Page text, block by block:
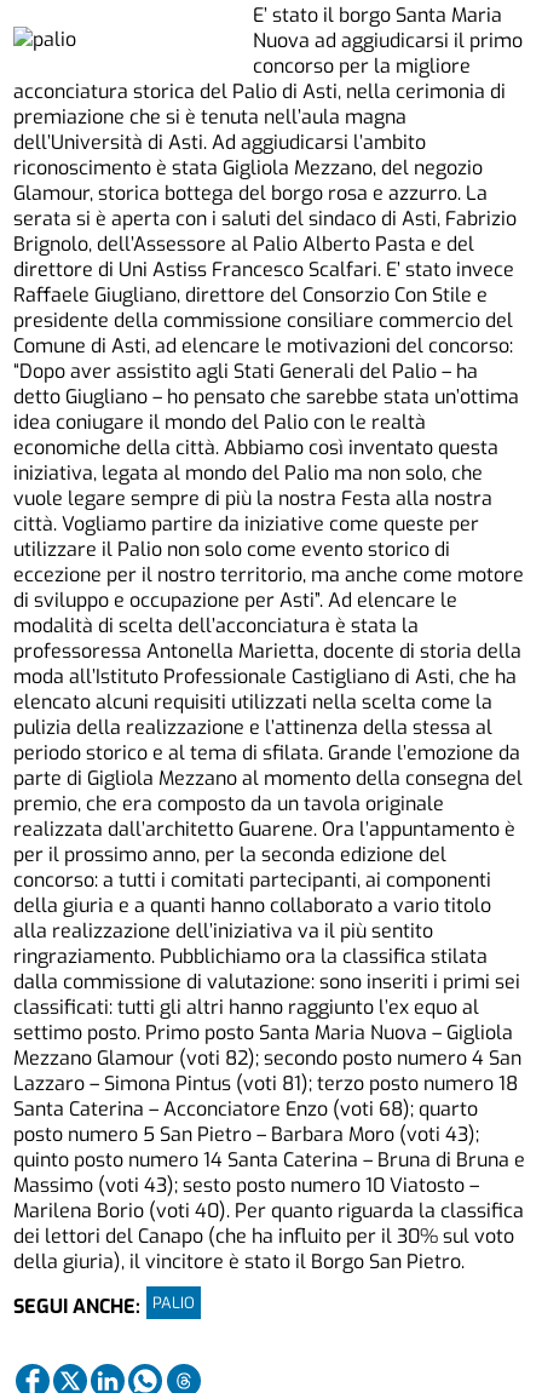
E’ stato il borgo Santa Maria
Nuova ad aggiudicarsi il primo
concorso per la migliore
acconciatura storica del Palio di Asti, nella cerimonia di
premiazione che si è tenuta nell’aula magna
dell’Università di Asti. Ad aggiudicarsi l’ambito
riconoscimento è stata Gigliola Mezzano, del negozio
Glamour, storica bottega del borgo rosa e azzurro. La
serata si è aperta con i saluti del sindaco di Asti, Fabrizio
Brignolo, dell’Assessore al Palio Alberto Pasta e del
direttore di Uni Astiss Francesco Scalfari. E’ stato invece
Raffaele Giugliano, direttore del Consorzio Con Stile e
presidente della commissione consiliare commercio del
Comune di Asti, ad elencare le motivazioni del concorso:
“Dopo aver assistito agli Stati Generali del Palio – ha
detto Giugliano – ho pensato che sarebbe stata un’ottima
idea coniugare il mondo del Palio con le realtà
economiche della città. Abbiamo così inventato questa
iniziativa, legata al mondo del Palio ma non solo, che
vuole legare sempre di più la nostra Festa alla nostra
città. Vogliamo partire da iniziative come queste per
utilizzare il Palio non solo come evento storico di
eccezione per il nostro territorio, ma anche come motore
di sviluppo e occupazione per Asti”. Ad elencare le
modalità di scelta dell’acconciatura è stata la
professoressa Antonella Marietta, docente di storia della
moda all’Istituto Professionale Castigliano di Asti, che ha
elencato alcuni requisiti utilizzati nella scelta come la
pulizia della realizzazione e l’attinenza della stessa al
periodo storico e al tema di sfilata. Grande l’emozione da
parte di Gigliola Mezzano al momento della consegna del
premio, che era composto da un tavola originale
realizzata dall’architetto Guarene. Ora l’appuntamento è
per il prossimo anno, per la seconda edizione del
concorso: a tutti i comitati partecipanti, ai componenti
della giuria e a quanti hanno collaborato a vario titolo
alla realizzazione dell’iniziativa va il più sentito
ringraziamento. Pubblichiamo ora la classifica stilata
dalla commissione di valutazione: sono inseriti i primi sei
classificati: tutti gli altri hanno raggiunto l’ex equo al
settimo posto. Primo posto Santa Maria Nuova – Gigliola
Mezzano Glamour (voti 82); secondo posto numero 4 San
Lazzaro – Simona Pintus (voti 81); terzo posto numero 18
Santa Caterina – Acconciatore Enzo (voti 68); quarto
posto numero 5 San Pietro – Barbara Moro (voti 43);
quinto posto numero 14 Santa Caterina – Bruna di Bruna e
Massimo (voti 43); sesto posto numero 10 Viatosto –
Marilena Borio (voti 40). Per quanto riguarda la classifica
dei lettori del Canapo (che ha influito per il 30% sul voto
della giuria), il vincitore è stato il Borgo San Pietro.
SEGUI ANCHE:
PALIO